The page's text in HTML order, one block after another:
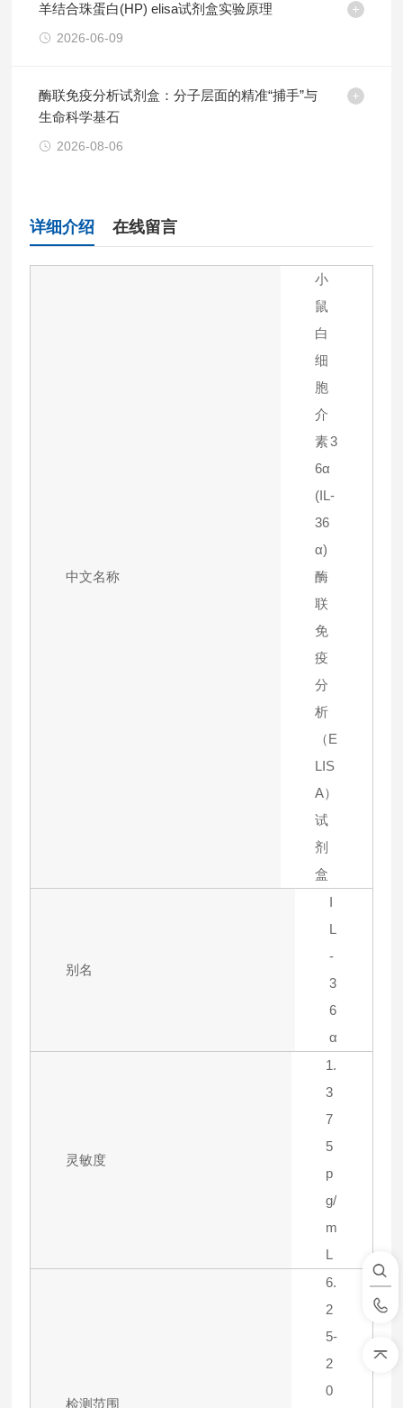
羊结合珠蛋白(HP) elisa试剂盒实验原理
2026-06-09
酶联免疫分析试剂盒：分子层面的精准“捕手”与
生命科学基石
2026-08-06
详细介绍 在线留言
中文名称
小
鼠
白
细
胞
介
素3
6α
(IL-
36
α)
酶
联
免
疫
分
析
（E
LIS
A）
试
剂
盒
别名
I
L
-
3
6
α
灵敏度
1.
3
7
5
p
g/
m
L
检测范围
6.
2
5-
2
0